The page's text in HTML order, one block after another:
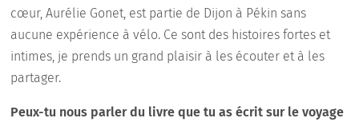
cœur, Aurélie Gonet, est partie de Dijon à Pékin sans
aucune expérience à vélo. Ce sont des histoires fortes et
intimes, je prends un grand plaisir à les écouter et à les
partager.
Peux-tu nous parler du livre que tu as écrit sur le voyage